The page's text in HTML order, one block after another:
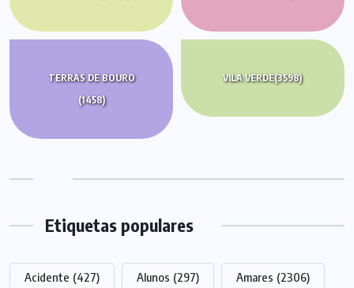
TERRAS DE BOURO
(1458)
VILA VERDE(3598)
Etiquetas populares
Acidente (427) Alunos (297) Amares (2306)